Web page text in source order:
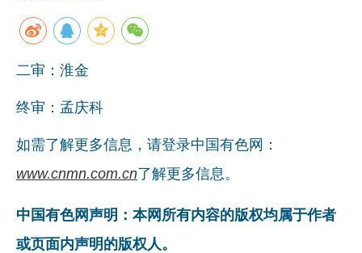
二审：淮金
终审：孟庆科
如需了解更多信息，请登录中国有色网：
www.cnmn.com.cn了解更多信息。
中国有色网声明：本网所有内容的版权均属于作者
或页面内声明的版权人。